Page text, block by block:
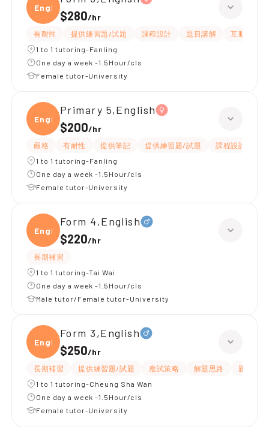
Engli
$280/hr
有耐性 提供練習題/試題 課程設計 題目講解
互動教學
1 to 1 tutoring-Fanling
One day a week -1.5Hour/cls
Female tutor-University
Engli
Primary 5,English
$200/hr
嚴格 有耐性 提供筆記 提供練習題/試題 課程設計
1 to 1 tutoring-Fanling
One day a week -1.5Hour/cls
Female tutor-University
Engli
Form 4,English
$220/hr
長期補習
1 to 1 tutoring-Tai Wai
One day a week -1.5Hour/cls
Male tutor/Female tutor-University
Engli
Form 3,English
$250/hr
長期補習 提供練習題/試題 應試策略 解題思路
題目講解
1 to 1 tutoring-Cheung Sha Wan
One day a week -1.5Hour/cls
Female tutor-University